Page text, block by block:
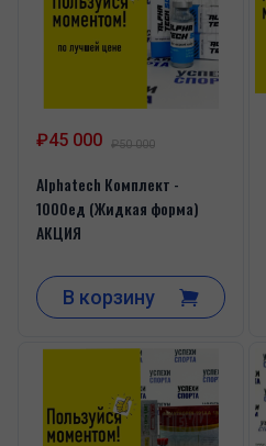
₽45 000 ₽50 000
Alphatech Комплект -
1000ед (Жидкая форма)
АКЦИЯ
В корзину